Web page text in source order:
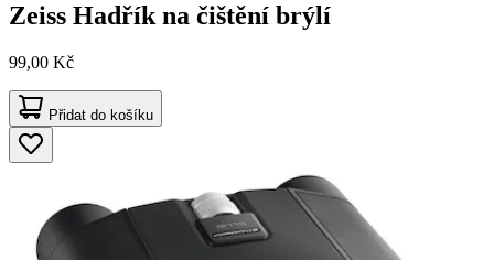
Zeiss Hadřík na čištění brýlí
99,00 Kč
Přidat do košíku